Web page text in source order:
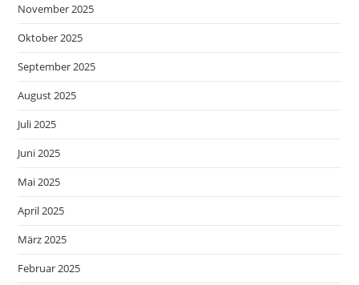
November 2025
Oktober 2025
September 2025
August 2025
Juli 2025
Juni 2025
Mai 2025
April 2025
März 2025
Februar 2025